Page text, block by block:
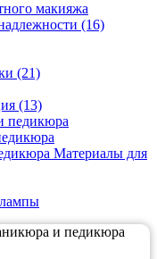
макияжа
(16)
(21)
(13)
Материалы для